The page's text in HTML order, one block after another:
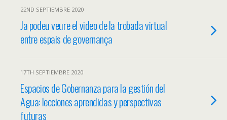
22ND SEPTIEMBRE 2020
Ja podeu veure el video de la trobada virtual
entre espais de governança
17TH SEPTIEMBRE 2020
Espacios de Gobernanza para la gestión del
Agua: lecciones aprendidas y perspectivas
futuras